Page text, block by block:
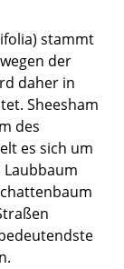
stammt
der
daher in
Sheesham
des
es sich um